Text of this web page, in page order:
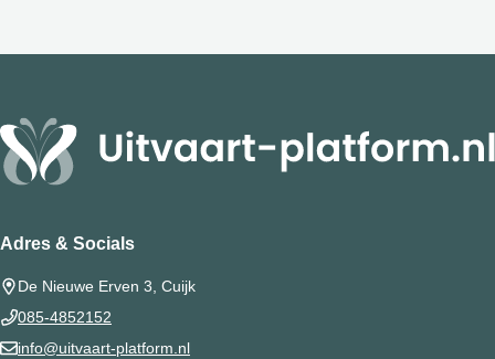
Adres & Socials
De Nieuwe Erven 3, Cuijk
085-4852152
info@uitvaart-platform.nl